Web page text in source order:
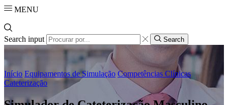
MENU
Search input Search
Início Equipamentos de Simulação Competências Clínicas
Cateterização